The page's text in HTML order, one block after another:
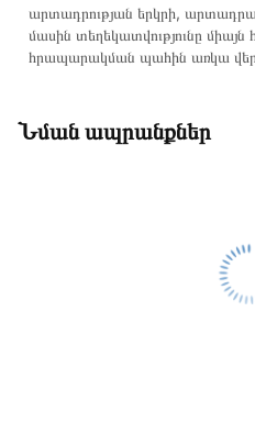
արտադրության երկրի,
մասին տեղեկատվությունը
հրապարակման պահին առկա
Նման ապրանքներ